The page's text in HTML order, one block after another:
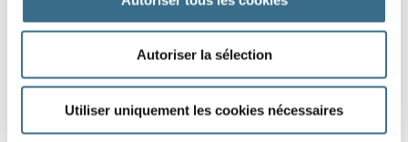
Autoriser la sélection
Utiliser uniquement les cookies nécessaires